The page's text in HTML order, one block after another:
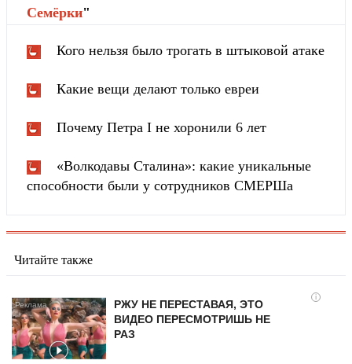
Cемёрки"
Кого нельзя было трогать в штыковой атаке
Какие вещи делают только евреи
Почему Петра I не хоронили 6 лет
«Волкодавы Сталина»: какие уникальные
способности были у сотрудников СМЕРШа
Читайте также
i
РЖУ НЕ ПЕРЕСТАВАЯ, ЭТО
ВИДЕО ПЕРЕСМОТРИШЬ НЕ
РАЗ